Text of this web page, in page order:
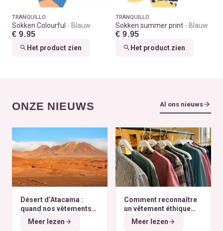
TRANQUILLO
Sokken Colourful Blauw
€ 9.95
Het product zien
TRANQUILLO
Sokken summer print Blauw
€ 9.95
Het product zien
ONZE NIEUWS Al ons nieuws
Désert d’Atacama :
quand nos vêtements
finissent à l’autre bout
du monde
Meer lezen
Comment reconnaître
un vêtement éthique
selon nos critères ?
Meer lezen